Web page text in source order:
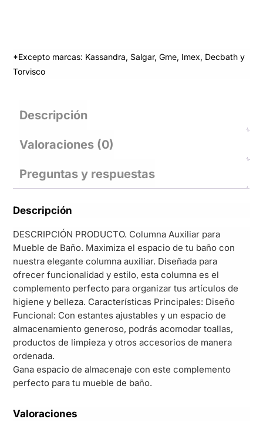
*Excepto marcas: Kassandra, Salgar, Gme, Imex, Decbath y
Torvisco
Descripción
Valoraciones (0)
Preguntas y respuestas
Descripción
DESCRIPCIÓN PRODUCTO. Columna Auxiliar para
Mueble de Baño. Maximiza el espacio de tu baño con
nuestra elegante columna auxiliar. Diseñada para
ofrecer funcionalidad y estilo, esta columna es el
complemento perfecto para organizar tus artículos de
higiene y belleza. Características Principales: Diseño
Funcional: Con estantes ajustables y un espacio de
almacenamiento generoso, podrás acomodar toallas,
productos de limpieza y otros accesorios de manera
ordenada.
Gana espacio de almacenaje con este complemento
perfecto para tu mueble de baño.
Valoraciones